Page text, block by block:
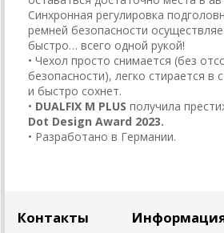
Синхронная регулировка
ремней безопасности
быстро… всего одной рукой!
• Чехол просто снимается (без
безопасности), легко стирается в
и быстро сохнет.
• DUALFIX M PLUS получила
Dot Design Award 2023.
• Разработано в Германии.
Контакты